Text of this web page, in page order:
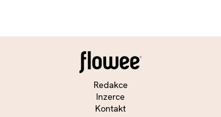
Redakce
Inzerce
Kontakt